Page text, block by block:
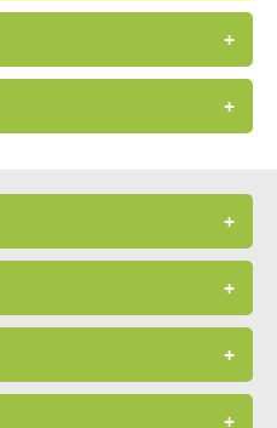
+
+
+
+
+
+